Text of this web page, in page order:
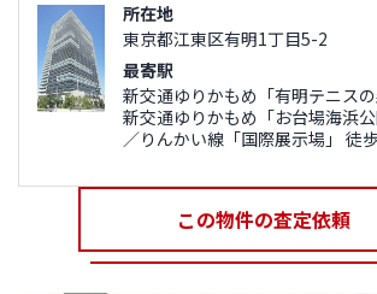
所在地
東京都江東区有明1丁目5-2
最寄駅
新交通ゆりかもめ「有明テニス
新交通ゆりかもめ「お台場海浜
／りんかい線「国際展示場」 徒
この物件の査定依頼